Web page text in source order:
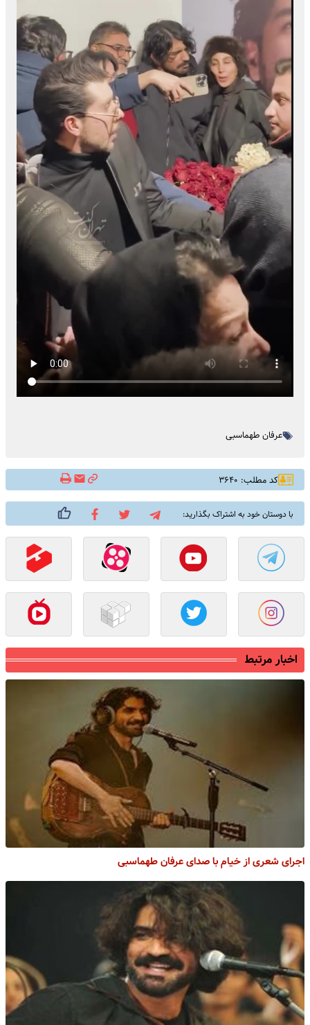
عرفان طهماسبی
کد مطلب: ۳۶۴۰
با دوستان خود به اشتراک بگذارید:
اخبار مرتبط
اجرای شعری از خیام با صدای عرفان طهماسبی